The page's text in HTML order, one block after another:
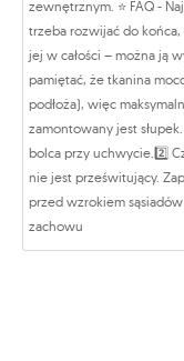
zewnętrznym. ⭐️ FAQ -
trzeba rozwijać do
jej w całości – można ją
pamiętać, że tkanina
podłoża), więc
zamontowany jest
bolca przy uchwycie.2️⃣
nie jest prześwitujący.
przed wzrokiem sąsiadów
zachowu